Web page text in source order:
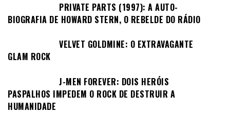
PRIVATE PARTS (1997): A AUTO-
BIOGRAFIA DE HOWARD STERN, O REBELDE DO RÁDIO
VELVET GOLDMINE: O EXTRAVAGANTE
GLAM ROCK
J-MEN FOREVER: DOIS HERÓIS
PASPALHOS IMPEDEM O ROCK DE DESTRUIR A
HUMANIDADE